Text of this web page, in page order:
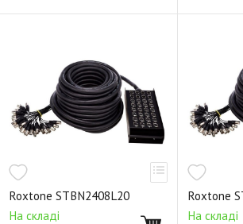
Roxtone STBN2408L20
На складі
Roxtone
На складі